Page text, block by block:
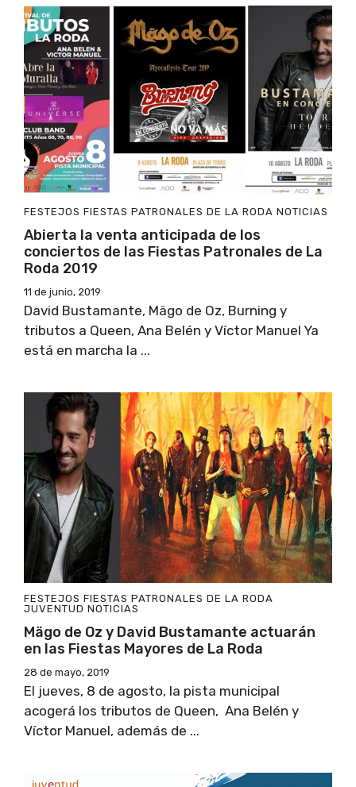
FESTEJOS FIESTAS PATRONALES DE LA RODA NOTICIAS
Abierta la venta anticipada de los
conciertos de las Fiestas Patronales de La
Roda 2019
11 de junio, 2019
David Bustamante, Mägo de Oz, Burning y
tributos a Queen, Ana Belén y Víctor Manuel Ya
está en marcha la ...
FESTEJOS FIESTAS PATRONALES DE LA RODA
JUVENTUD NOTICIAS
Mägo de Oz y David Bustamante actuarán
en las Fiestas Mayores de La Roda
28 de mayo, 2019
El jueves, 8 de agosto, la pista municipal
acogerá los tributos de Queen, Ana Belén y
Víctor Manuel, además de ...